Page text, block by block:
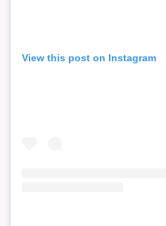
View this post on Instagram